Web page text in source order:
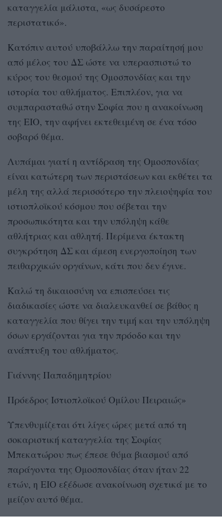
καταγγελία μάλιστα, «ως δυσάρεστο
περιστατικό».
Κατόπιν αυτού υποβάλλω την παραίτησή μου
από μέλος του ΔΣ ώστε να υπερασπιστώ το
κύρος του θεσμού της Ομοσπονδίας και την
ιστορία του αθλήματος. Επιπλέον, για να
συμπαρασταθώ στην Σοφία που η ανακοίνωση
της ΕΙΟ, την αφήνει εκτεθειμένη σε ένα τόσο
σοβαρό θέμα.
Λυπάμαι γιατί η αντίδραση της Ομοσπονδίας
είναι κατώτερη των περιστάσεων και εκθέτει τα
μέλη της αλλά περισσότερο την πλειοψηφία του
ιστιοπλοϊκού κόσμου που σέβεται την
προσωπικότητα και την υπόληψη κάθε
αθλήτριας και αθλητή. Περίμενα έκτακτη
συγκρότηση ΔΣ και άμεση ενεργοποίηση των
πειθαρχικών οργάνων, κάτι που δεν έγινε.
Καλώ τη δικαιοσύνη να επισπεύσει τις
διαδικασίες ώστε να διαλευκανθεί σε βάθος η
καταγγελία που θίγει την τιμή και την υπόληψη
όσων εργάζονται για την πρόοδο και την
ανάπτυξη του αθλήματος.
Γιάννης Παπαδημητρίου
Πρόεδρος Ιστιοπλοϊκού Ομίλου Πειραιώς»
Υπενθυμίζεται ότι λίγες ώρες μετά από τη
σοκαριστική καταγγελία της Σοφίας
Μπεκατώρου πως έπεσε θύμα βιασμού από
παράγοντα της Ομοσπονδίας όταν ήταν 22
ετών, η ΕΙΟ εξέδωσε ανακοίνωση σχετικά με το
μείζον αυτό θέμα.